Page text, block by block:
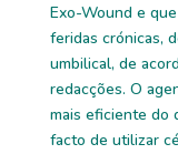
Exo-Wound e
feridas crónicas,
umbilical, de
redacções. O
mais eficiente do
facto de utilizar